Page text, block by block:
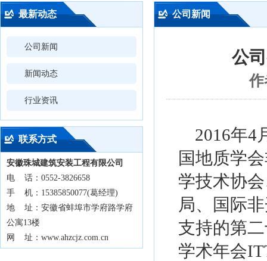
最新动态
公司新闻
新闻动态
行业资讯
联系方式
安徽珠城建筑安装工程有限公司
电 话：0552-3826658
手 机：15385850077(葛经理)
地 址：安徽省蚌埠市学府路学府
公寓13楼
网 址：www.ahzcjz.com.cn
公司新闻
公
2016年4
国地质学
学技术协
局、国际
支持的第
学术年会